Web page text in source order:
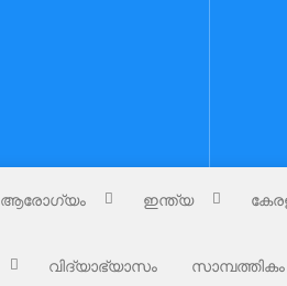
ആരോഗ്യം ഇന്ത്യ
വിദ്യാഭ്യാസം സാമ്പത്തികം